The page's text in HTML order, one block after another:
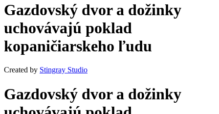
Gazdovský dvor a dožinky
uchovávajú poklad
kopaničiarskeho ľudu
Created by Stingray Studio
Gazdovský dvor a dožinky